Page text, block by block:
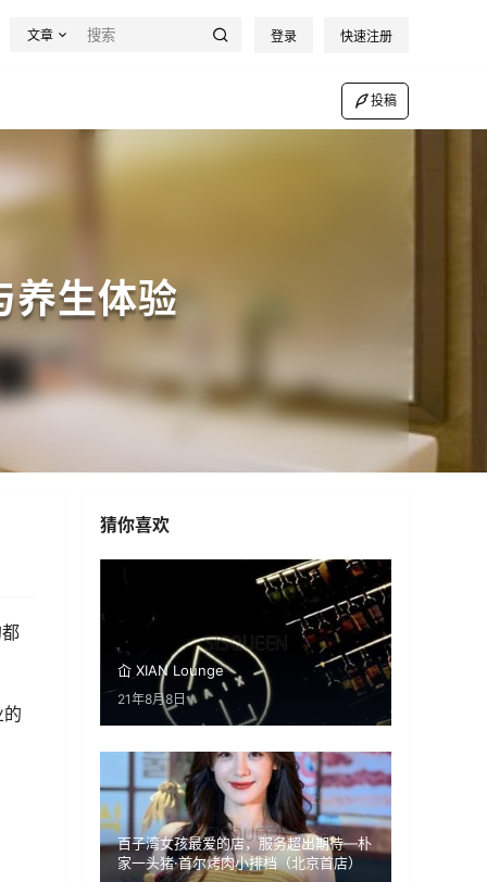
文章 登录 快速注册
投稿
养生体验
猜你喜欢
屳 XIAN Lounge
21年8月8日
百子湾女孩最爱的店，服务超出期待—朴
家一头猪·首尔烤肉小排档（北京首店）